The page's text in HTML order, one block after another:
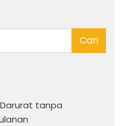
Cari
tanpa